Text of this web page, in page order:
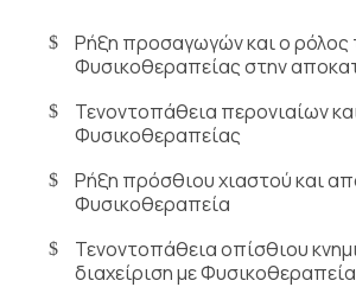
Ρήξη προσαγωγών και ο ρόλος
Φυσικοθεραπείας στην
Τενοντοπάθεια περονιαίων
Φυσικοθεραπείας
Ρήξη πρόσθιου χιαστού και
Φυσικοθεραπεία
Τενοντοπάθεια οπίσθιου
διαχείριση με Φυσικοθεραπεία